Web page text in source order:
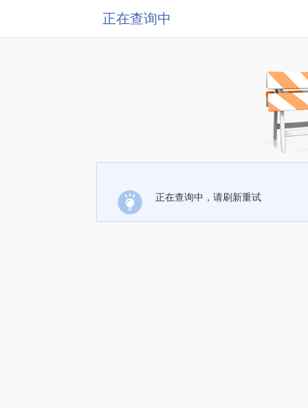
正在查询中
正在查询中，请刷新重试